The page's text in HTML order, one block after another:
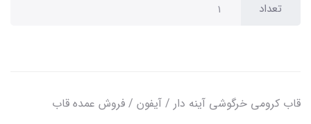
تعداد
قاب کرومی خرگوشی آینه دار / آیفون / فروش عمده قاب